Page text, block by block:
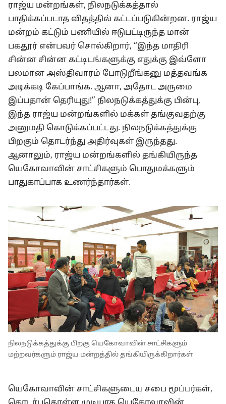
ராஜ்ய மன்றங்கள், நிலநடுக்கத்தால்
பாதிக்கப்படாத விதத்தில் கட்டப்படுகின்றன. ராஜ்ய
மன்றம் கட்டும் பணியில் ஈடுபட்டிருந்த மான்
பகதூர் என்பவர் சொல்கிறார், “இந்த மாதிரி
சின்ன சின்ன கட்டிடங்களுக்கு எதுக்கு இவ்ளோ
பலமான அஸ்திவாரம் போடுறீங்கனு மத்தவங்க
அடிக்கடி கேப்பாங்க. ஆனா, அதோட அருமை
இப்பதான் தெரியுது!” நிலநடுக்கத்துக்கு பின்பு,
இந்த ராஜ்ய மன்றங்களில் மக்கள் தங்குவதற்கு
அனுமதி கொடுக்கப்பட்டது. நிலநடுக்கத்துக்கு
பிறகும் தொடர்ந்து அதிர்வுகள் இருந்தது.
ஆனாலும், ராஜ்ய மன்றங்களில் தங்கியிருந்த
யெகோவாவின் சாட்சிகளும் பொதுமக்களும்
பாதுகாப்பாக உணர்ந்தார்கள்.
நிலநடுக்கத்துக்கு பிறகு யெகோவாவின் சாட்சிகளும்
மற்றவர்களும் ராஜ்ய மன்றத்தில் தங்கியிருக்கிறார்கள்
யெகோவாவின் சாட்சிகளுடைய சபை மூப்பர்கள்,